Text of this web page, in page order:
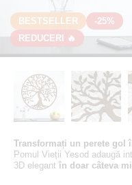
BESTSELLER
-25%
REDUCERI 🔥
Transformați un perete gol
Pomul Vieții Yesod adaugă
3D elegant în doar câteva